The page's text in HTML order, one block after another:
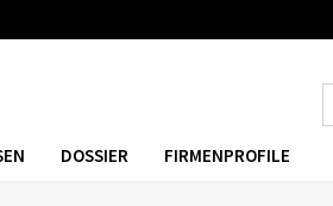
DOSSIER FIRMENPROFILE